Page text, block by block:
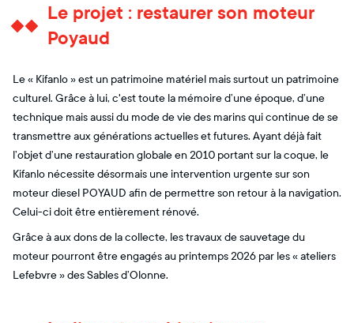
Le projet : restaurer son moteur
Poyaud
Le « Kifanlo » est un patrimoine matériel mais surtout un patrimoine
culturel. Grâce à lui, c'est toute la mémoire d’une époque, d’une
technique mais aussi du mode de vie des marins qui continue de se
transmettre aux générations actuelles et futures. Ayant déjà fait
l’objet d’une restauration globale en 2010 portant sur la coque, le
Kifanlo nécessite désormais une intervention urgente sur son
moteur diesel POYAUD afin de permettre son retour à la navigation.
Celui-ci doit être entièrement rénové.
Grâce à aux dons de la collecte, les travaux de sauvetage du
moteur pourront être engagés au printemps 2026 par les « ateliers
Lefebvre » des Sables d’Olonne.